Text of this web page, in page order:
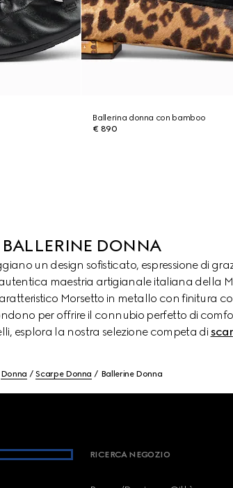
Ballerina donna con bamboo
€ 890
BALLERINE DONNA
un design sofisticato, espressione di
maestria artigianale italiana della
Morsetto in metallo con finitura
per offrire il connubio perfetto di
esplora la nostra selezione competa di
Donna Scarpe Donna Ballerine Donna
RICERCA NEGOZIO